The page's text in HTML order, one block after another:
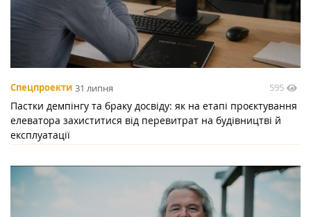
Спецпроекти 31 липня 595
Пастки демпінгу та браку досвіду: як на етапі проєктування
елеватора захиститися від перевитрат на будівництві й
експлуатації